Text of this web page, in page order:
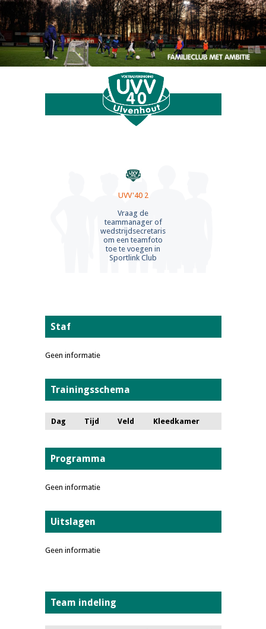
UVV'40 2
UVV'40 2
Vraag de
teammanager of
wedstrijdsecretaris
om een teamfoto
toe te voegen in
Sportlink Club
Staf
Geen informatie
Trainingsschema
Dag Tijd Veld Kleedkamer
Programma
Geen informatie
Uitslagen
Geen informatie
Team indeling